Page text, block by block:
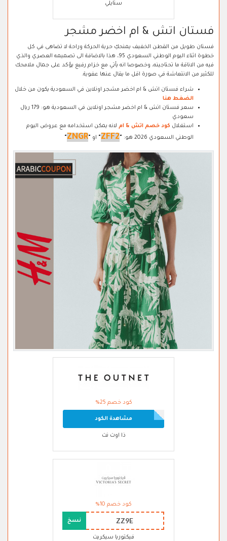
ستايلي
فستان اتش & ام اخضر مشجر
فستان طويل من القطن الخفيف يمنحكِ حرية الحركة وراحة لا تضاهى في كل
خطوة اثناء اليوم الوطني السعودي 95، هذا بالاضافة الى تصميمه العصري والذي
فيه من الاناقة ما تحتاجينه، وخصوصا انه يأتي مع خزام رفيع يؤكد على جمال ملامحك
للكثير من الانتعاشة في صورة اقل ما يقال عنها عفوية.
شراء فستان اتش & ام اخضر مشجر اونلاين في السعودية يكون من خلال
الضغط هنا
سعر فستان اتش & ام اخضر مشجر اونلاين في السعودية هو: 179 ريال
سعودي
استغلال كود خصم اتش & ام لانه يمكن استخدامه مع عروض اليوم
الوطني السعودي 2026 هو:
"
ZFF2
" او "
ZNGR
"
كود خصم 25%
مشاهدة الكود
ذا اوت نت
كود خصم 10%
ZZ9E نسخ
فيكتوريا سيكريت